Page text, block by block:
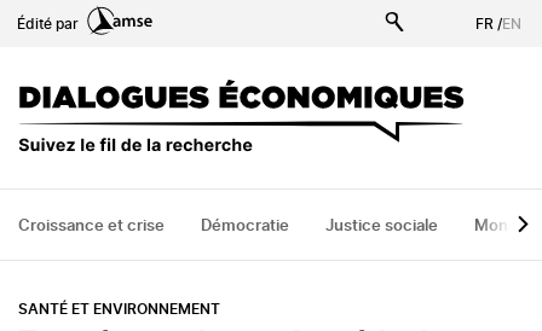
au
FR /EN
Édité par
Croissance et crise Démocratie Justice sociale Monde
SANTÉ ET ENVIRONNEMENT